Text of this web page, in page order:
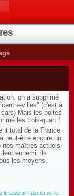
on a supprimé
villes" (c'est à
Mais les boites
les trois-quart !
total de la France
peut-être encore un
nos maîtres actuels
ennemi, ils
les moyens.
le Libéral-Fascisme le